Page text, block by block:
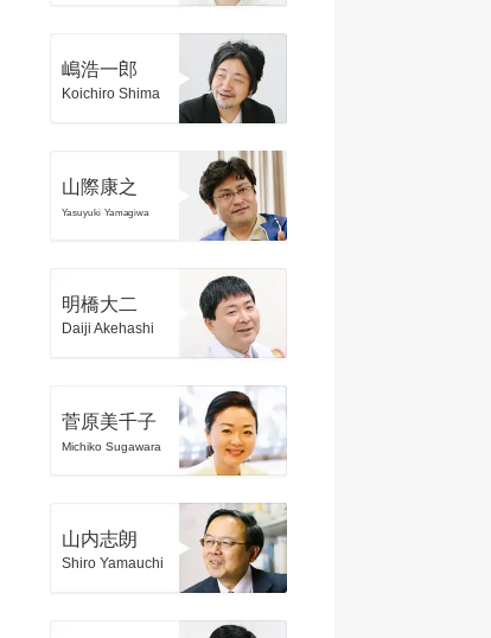
嶋浩一郎
Koichiro Shima
山際康之
Yasuyuki Yamagiwa
明橋大二
Daiji Akehashi
菅原美千子
Michiko Sugawara
山内志朗
Shiro Yamauchi